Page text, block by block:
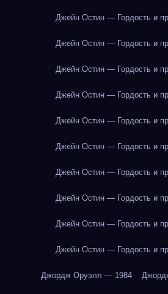
Джейн Остин — Гордость и
Джейн Остин — Гордость и
Джейн Остин — Гордость и
Джейн Остин — Гордость и
Джейн Остин — Гордость и
Джейн Остин — Гордость и
Джейн Остин — Гордость и
Джейн Остин — Гордость и
Джейн Остин — Гордость и
Джейн Остин — Гордость и
Джордж Оруэлл — 1984